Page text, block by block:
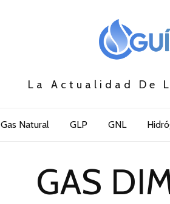
La Actualidad De
Gas Natural GLP GNL
GAS